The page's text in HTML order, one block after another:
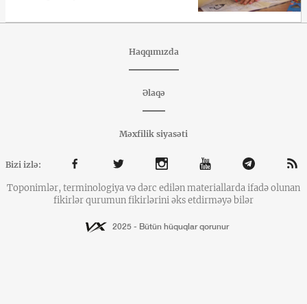
Haqqımızda
Əlaqə
Məxfilik siyasəti
Bizi izlə:
Toponimlər, terminologiya və dərc edilən materiallarda ifadə olunan
fikirlər qurumun fikirlərini əks etdirməyə bilər
2025 - Bütün hüquqlar qorunur